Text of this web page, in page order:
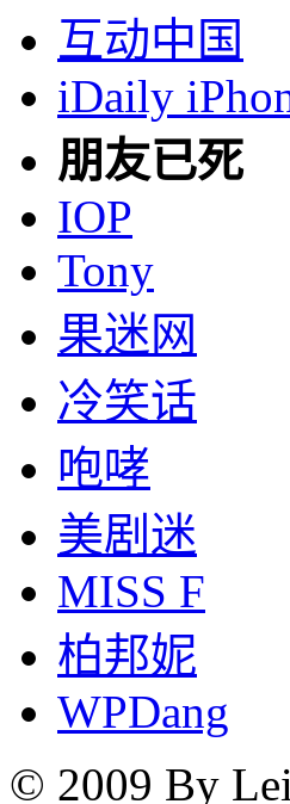
互动中国
iDaily
朋友已死
IOP
Tony
果迷网
冷笑话
咆哮
美剧迷
MISS F
柏邦妮
WPDang
© 2009 By